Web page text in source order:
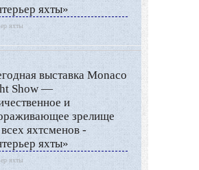
яхты»
яхты
выставка Monaco
Show —
и
зрелище
яхтсменов -
яхты»
яхты